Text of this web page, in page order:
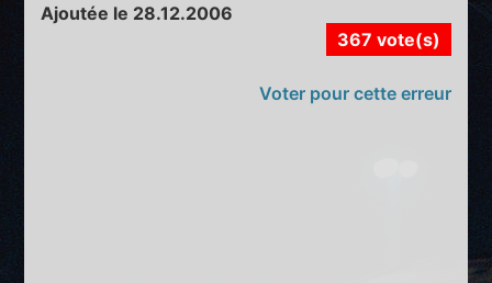
Ajoutée le 28.12.2006
367 vote(s)
Voter pour cette erreur